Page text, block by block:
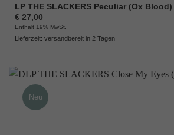
LP THE SLACKERS Peculiar (Ox
€27,00
Enthält 19% MwSt.
Lieferzeit: versandbereit in 2 Tagen
Neu